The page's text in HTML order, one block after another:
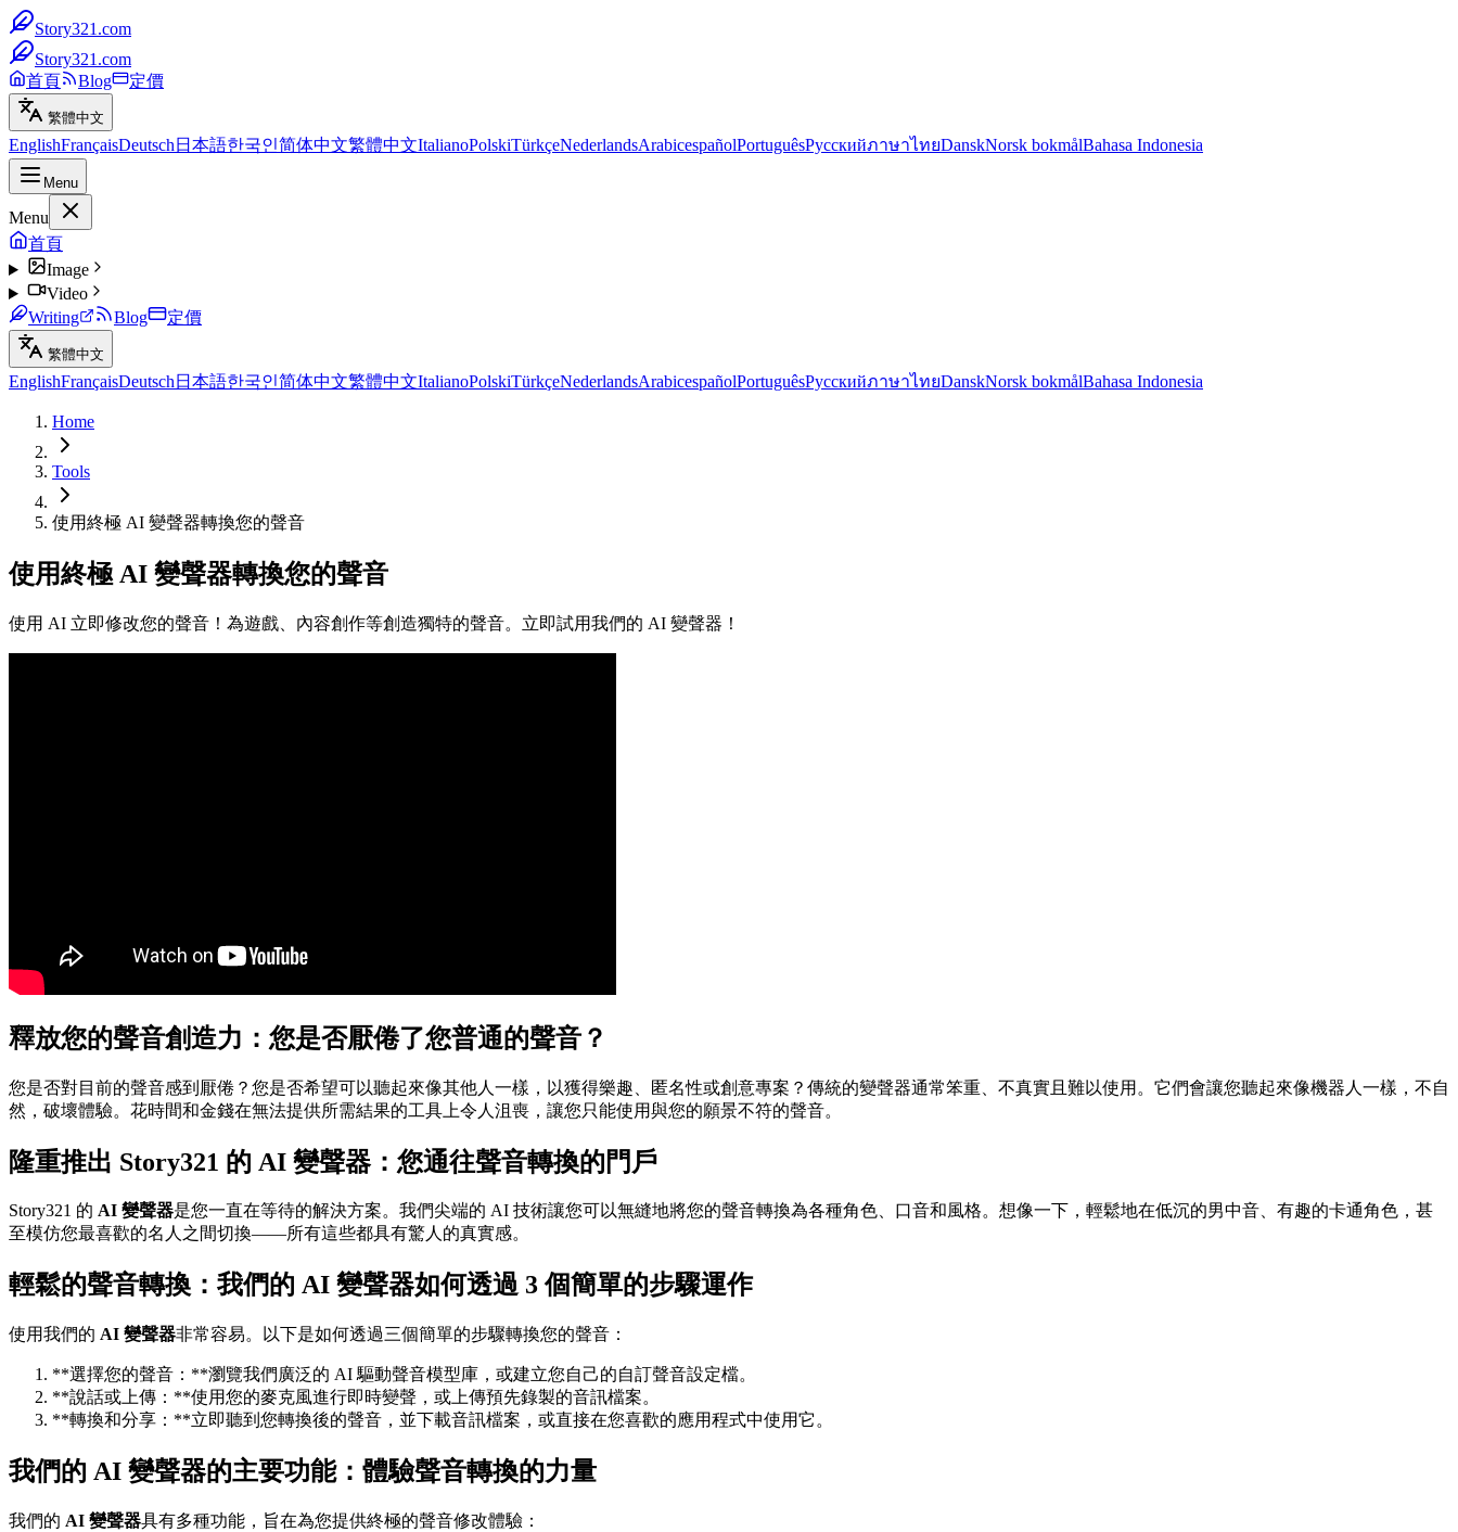
Story321.com
Story321.com
首頁
Blog 定價
繁體中文
EnglishFrançaisDeutsch 日本語한국인简体中文繁體中文ItalianoPolskiTürkçeNederlandsArabicespañolPortuguêsРусскийภาษาไทยDanskNorsk bokmålBahasa Indonesia
Menu
Menu
首頁
Image
Video
Writing
Blog 定價
繁體中文
EnglishFrançaisDeutsch 日本語한국인简体中文繁體中文ItalianoPolskiTürkçeNederlandsArabicespañolPortuguêsРусскийภาษาไทยDanskNorsk bokmålBahasa Indonesia
Home
Tools
使用終極 AI 變聲器轉換您的聲音
使用終極 AI 變聲器轉換您的聲音
使用 AI 立即修改您的聲音！為遊戲、內容創作等創造獨特的聲音。立即試用我們的 AI 變聲器！
釋放您的聲音創造力：您是否厭倦了您普通的聲音？
您是否對目前的聲音感到厭倦？您是否希望可以聽起來像其他人一樣，以獲得樂趣、匿名性或創意專案？傳統的變聲器通常笨重、不真實且難以使用。它們會讓您聽起來像機器人一樣，不自
然，破壞體驗。花時間和金錢在無法提供所需結果的工具上令人沮喪，讓您只能使用與您的願景不符的聲音。
隆重推出 Story321 的 AI 變聲器：您通往聲音轉換的門戶
Story321 的 AI 變聲器是您一直在等待的解決方案。我們尖端的 AI 技術讓您可以無縫地將您的聲音轉換為各種角色、口音和風格。想像一下，輕鬆地在低沉的男中音、有趣的卡通角色，甚
至模仿您最喜歡的名人之間切換——所有這些都具有驚人的真實感。
輕鬆的聲音轉換：我們的 AI 變聲器如何透過 3 個簡單的步驟運作
使用我們的 AI 變聲器非常容易。以下是如何透過三個簡單的步驟轉換您的聲音：
**選擇您的聲音：**瀏覽我們廣泛的 AI 驅動聲音模型庫，或建立您自己的自訂聲音設定檔。
**說話或上傳：**使用您的麥克風進行即時變聲，或上傳預先錄製的音訊檔案。
**轉換和分享：**立即聽到您轉換後的聲音，並下載音訊檔案，或直接在您喜歡的應用程式中使用它。
我們的 AI 變聲器的主要功能：體驗聲音轉換的力量
我們的 AI 變聲器具有多種功能，旨在為您提供終極的聲音修改體驗：